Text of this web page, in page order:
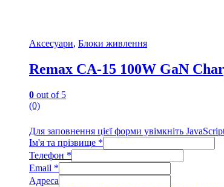
Аксесуари, Блоки живлення
Remax CA-15 100W GaN
0 out of 5
(0)
Для заповнення цієї форми увімкніть
Ім'я та прізвище *
Телефон *
Email *
Адреса